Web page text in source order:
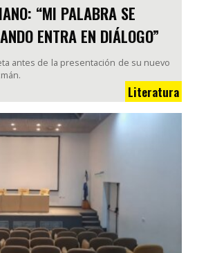
“MI PALABRA SE
ENTRA EN DIÁLOGO”
antes de la presentación de su nuevo
Literatura